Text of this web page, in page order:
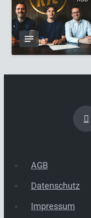
AGB
Datenschutz
Impressum